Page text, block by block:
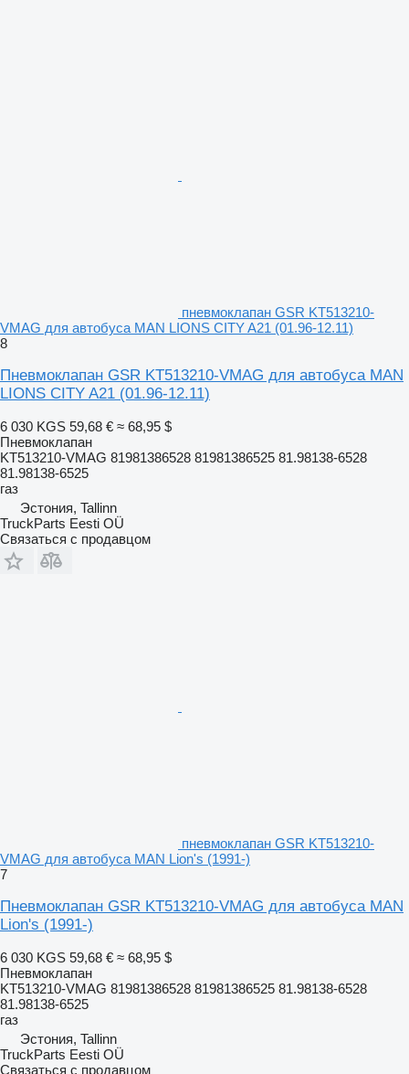
пневмоклапан GSR KT513210-
VMAG для автобуса MAN LIONS CITY A21 (01.96-12.11)
8
Пневмоклапан GSR KT513210-VMAG для автобуса MAN
LIONS CITY A21 (01.96-12.11)
6 030 KGS 59,68 € ≈ 68,95 $
Пневмоклапан
KT513210-VMAG 81981386528 81981386525 81.98138-6528
81.98138-6525
газ
Эстония, Tallinn
TruckParts Eesti OÜ
Связаться с продавцом
пневмоклапан GSR KT513210-
VMAG для автобуса MAN Lion's (1991-)
7
Пневмоклапан GSR KT513210-VMAG для автобуса MAN
Lion's (1991-)
6 030 KGS 59,68 € ≈ 68,95 $
Пневмоклапан
KT513210-VMAG 81981386528 81981386525 81.98138-6528
81.98138-6525
газ
Эстония, Tallinn
TruckParts Eesti OÜ
Связаться с продавцом